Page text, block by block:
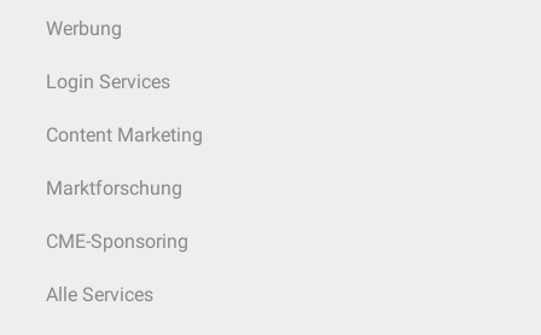
Werbung
Login Services
Content Marketing
Marktforschung
CME-Sponsoring
Alle Services